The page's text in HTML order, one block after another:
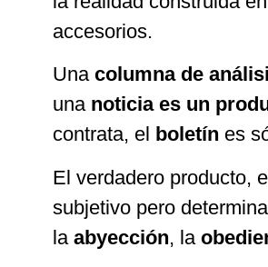
accesorios.
Una columna de
una noticia es un
contrata, el boletín es
El verdadero producto,
subjetivo pero
la abyección, la